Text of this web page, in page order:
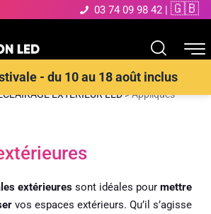
03 74 09 98 42 | 🇬🇧
- du 10 au 18 août inclus
EXTERIEUR LED>Appliques
extérieures sont idéales pour mettre
vos espaces extérieurs. Qu’il s’agisse